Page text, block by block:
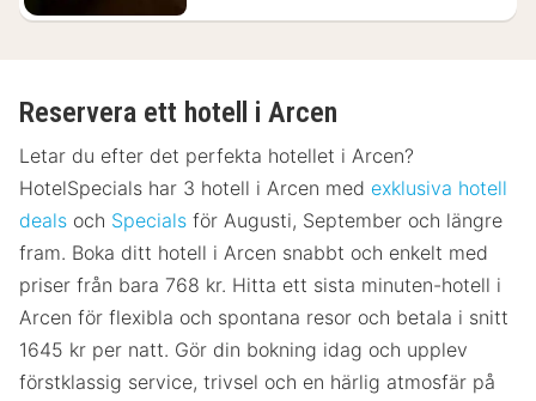
Reservera ett hotell i Arcen
Letar du efter det perfekta hotellet i Arcen?
HotelSpecials har 3 hotell i Arcen med exklusiva hotell
deals och Specials för Augusti, September och längre
fram. Boka ditt hotell i Arcen snabbt och enkelt med
priser från bara 768 kr. Hitta ett sista minuten-hotell i
Arcen för flexibla och spontana resor och betala i snitt
1645 kr per natt. Gör din bokning idag och upplev
förstklassig service, trivsel och en härlig atmosfär på